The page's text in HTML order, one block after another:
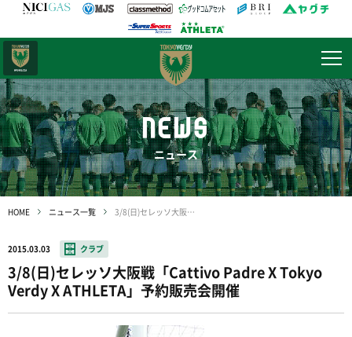
NEWS
ニュース
HOME ニュース一覧 3/8(日)セレッソ大阪戦「Cattivo Padre X Tokyo Verdy X ATHLETA」予約販売会開催
2015.03.03 クラブ
3/8(日)セレッソ大阪戦「Cattivo Padre X Tokyo
Verdy X ATHLETA」予約販売会開催